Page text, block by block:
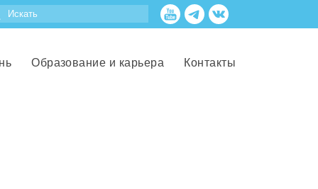
Образование и карьера Контакты